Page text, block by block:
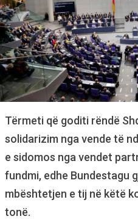
Tërmeti që goditi rëndë
solidarizim nga vende të
e sidomos nga vendet
fundmi, edhe Bundestagu
mbështetjen e tij në këtë
tonë.